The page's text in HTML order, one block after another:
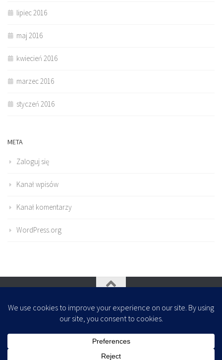
lipiec 2016
maj 2016
kwiecień 2016
marzec 2016
styczeń 2016
META
Zaloguj się
Kanał wpisów
Kanał komentarzy
WordPress.org
- Zaprojektowany z